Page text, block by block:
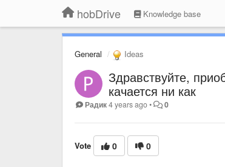
hobDrive Knowledge base
General Ideas
Здравствуйте,
качается ни как
Радик4 years ago• 0
Vote 0 0